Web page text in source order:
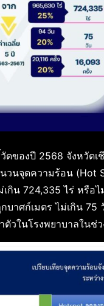
ดของปี 2568 จังหวัด
นจุดความร้อน (Hot
เกิน 724,335 ไร่ หรื
บาศก์เมตร ไม่เกิน
ตัวในโรงพยาบาลใน